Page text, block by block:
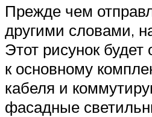
Прежде чем
другими словами,
Этот рисунок
к основному
кабеля и
фасадные